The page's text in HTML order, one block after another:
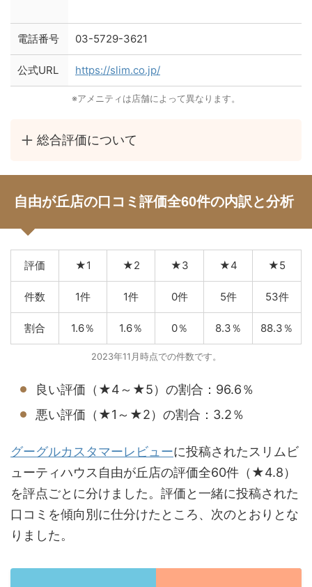
電話番号 03-5729-3621
公式URL https://slim.co.jp/
※アメニティは店舗によって異なります。
総合評価について
自由が丘店の口コミ評価全60件の内訳と分析
評価 ★1 ★2 ★3 ★4 ★5
件数 1件 1件 0件 5件 53件
割合 1.6％ 1.6％ 0％ 8.3％ 88.3％
2023年11月時点での件数です。
良い評価（★4～★5）の割合：96.6％
悪い評価（★1～★2）の割合：3.2％
グーグルカスタマーレビューに投稿されたスリムビ
ューティハウス自由が丘店の評価全60件（★4.8）
を評点ごとに分けました。評価と一緒に投稿された
口コミを傾向別に仕分けたところ、次のとおりとな
りました。